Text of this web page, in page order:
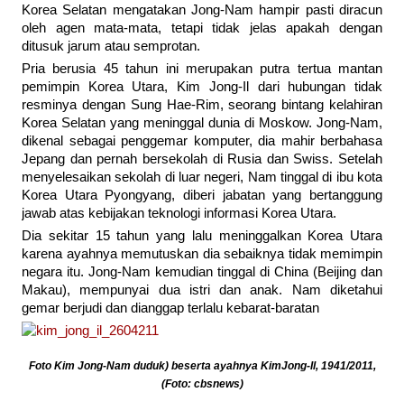
Korea Selatan mengatakan Jong-Nam hampir pasti diracun
oleh agen mata-mata, tetapi tidak jelas apakah dengan
ditusuk jarum atau semprotan.
Pria berusia 45 tahun ini merupakan putra tertua mantan
pemimpin Korea Utara, Kim Jong-Il dari hubungan tidak
resminya dengan Sung Hae-Rim, seorang bintang kelahiran
Korea Selatan yang meninggal dunia di Moskow. Jong-Nam,
dikenal sebagai penggemar komputer, dia mahir berbahasa
Jepang dan pernah bersekolah di Rusia dan Swiss. Setelah
menyelesaikan sekolah di luar negeri, Nam tinggal di ibu kota
Korea Utara Pyongyang, diberi jabatan yang bertanggung
jawab atas kebijakan teknologi informasi Korea Utara.
Dia sekitar 15 tahun yang lalu meninggalkan Korea Utara
karena ayahnya memutuskan dia sebaiknya tidak memimpin
negara itu. Jong-Nam kemudian tinggal di China (Beijing dan
Makau), mempunyai dua istri dan anak. Nam diketahui
gemar berjudi dan dianggap terlalu kebarat-baratan
Foto Kim Jong-Nam duduk) beserta ayahnya KimJong-Il, 1941/2011,
(Foto: cbsnews)